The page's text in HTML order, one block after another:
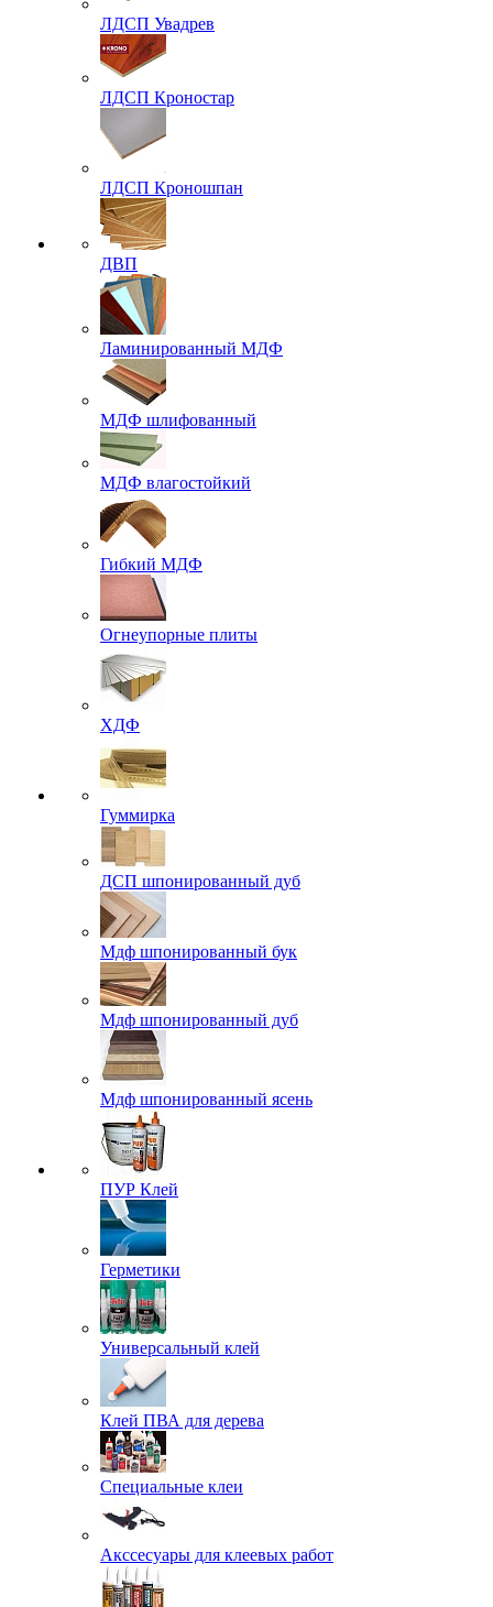
ЛДСП Увадрев
ЛДСП Кроностар
ЛДСП Кроношпан
ДВП
Ламинированный МДФ
МДФ шлифованный
МДФ влагостойкий
Гибкий МДФ
Огнеупорные плиты
ХДФ
Гуммирка
ДСП шпонированный дуб
Мдф шпонированный бук
Мдф шпонированный дуб
Мдф шпонированный ясень
ПУР Клей
Герметики
Универсальный клей
Клей ПВА для дерева
Специальные клеи
Акссесуары для клеевых работ